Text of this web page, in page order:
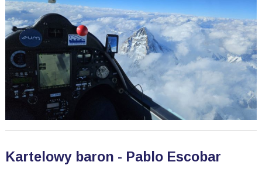
Kartelowy baron - Pablo Escobar